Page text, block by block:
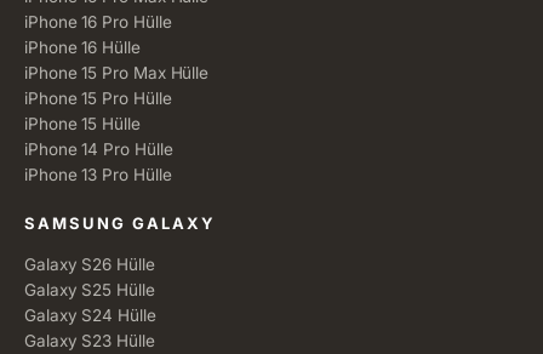
iPhone 16 Pro Hülle
iPhone 16 Hülle
iPhone 15 Pro Max Hülle
iPhone 15 Pro Hülle
iPhone 15 Hülle
iPhone 14 Pro Hülle
iPhone 13 Pro Hülle
SAMSUNG GALAXY
Galaxy S26 Hülle
Galaxy S25 Hülle
Galaxy S24 Hülle
Galaxy S23 Hülle